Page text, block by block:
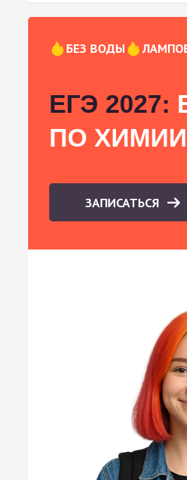
БЕЗ ВОДЫ
ЕГЭ 2027:
ПО ХИМИИ
ЗАПИСАТЬСЯ